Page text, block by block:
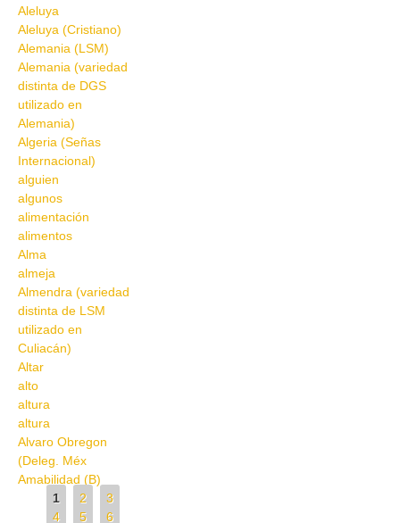
Aleluya
Aleluya (Cristiano)
Alemania (LSM)
Alemania (variedad
distinta de DGS
utilizado en
Alemania)
Algeria (Señas
Internacional)
alguien
algunos
alimentación
alimentos
Alma
almeja
Almendra (variedad
distinta de LSM
utilizado en
Culiacán)
Altar
alto
altura
altura
Alvaro Obregon
(Deleg. Méx
Amabilidad (B)
Pages
1 2
3
4
5
6